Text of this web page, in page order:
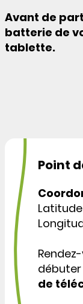
Avant de
batterie de
tablette.
Point
Latitude
débuter
de